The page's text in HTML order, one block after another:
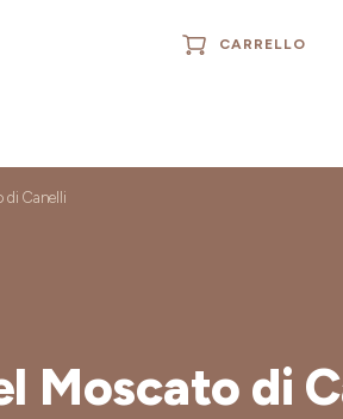
CARRELLO
di Canelli
Moscato di